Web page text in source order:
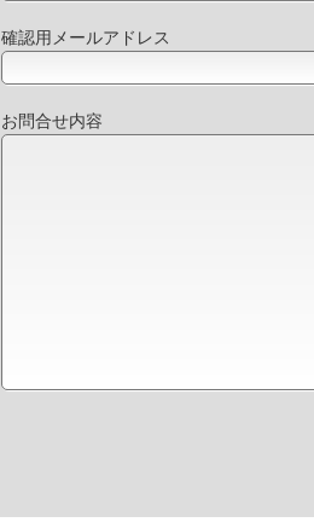
確認用メールアドレス
お問合せ内容